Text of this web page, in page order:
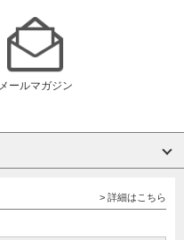
メールマガジン
> 詳細はこちら